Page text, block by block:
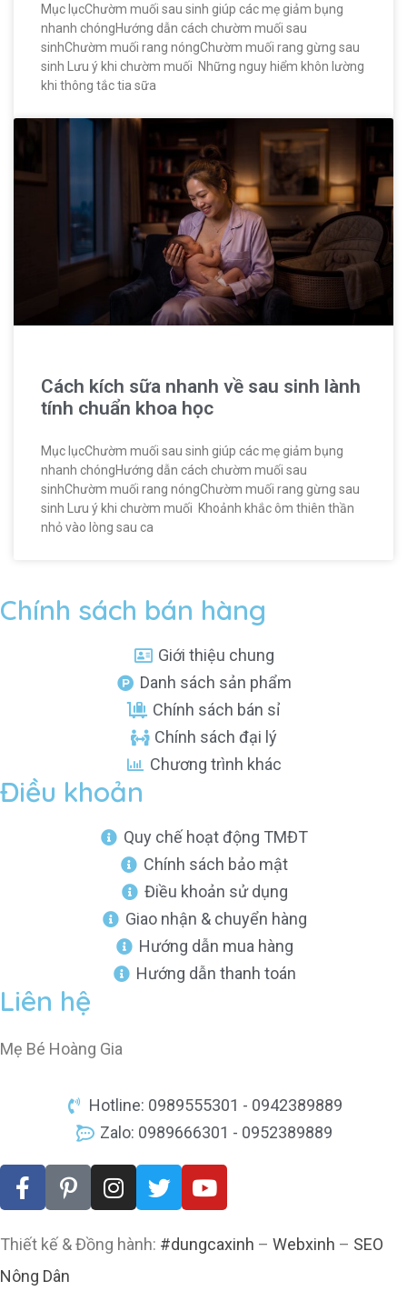
Mục lụcChườm muối sau sinh giúp các mẹ giảm bụng
nhanh chóngHướng dẫn cách chườm muối sau
sinhChườm muối rang nóngChườm muối rang gừng sau
sinh Lưu ý khi chườm muối Những nguy hiểm khôn lường
khi thông tắc tia sữa
Cách kích sữa nhanh về sau sinh lành
tính chuẩn khoa học
Mục lụcChườm muối sau sinh giúp các mẹ giảm bụng
nhanh chóngHướng dẫn cách chườm muối sau
sinhChườm muối rang nóngChườm muối rang gừng sau
sinh Lưu ý khi chườm muối Khoảnh khắc ôm thiên thần
nhỏ vào lòng sau ca
Chính sách bán hàng
Giới thiệu chung
Danh sách sản phẩm
Chính sách bán sỉ
Chính sách đại lý
Chương trình khác
Điều khoản
Quy chế hoạt động TMĐT
Chính sách bảo mật
Điều khoản sử dụng
Giao nhận & chuyển hàng
Hướng dẫn mua hàng
Hướng dẫn thanh toán
Liên hệ
Mẹ Bé Hoàng Gia
Hotline: 0989555301 - 0942389889
Zalo: 0989666301 - 0952389889
Thiết kế & Đồng hành: #dungcaxinh – Webxinh – SEO
Nông Dân